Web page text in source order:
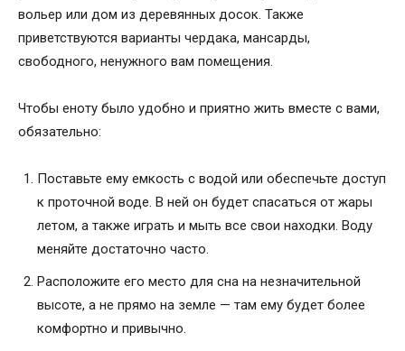
вольер или дом из деревянных досок. Также
приветствуются варианты чердака, мансарды,
свободного, ненужного вам помещения.
Чтобы еноту было удобно и приятно жить вместе с вами,
обязательно:
Поставьте ему емкость с водой или обеспечьте доступ
к проточной воде. В ней он будет спасаться от жары
летом, а также играть и мыть все свои находки. Воду
меняйте достаточно часто.
Расположите его место для сна на незначительной
высоте, а не прямо на земле — там ему будет более
комфортно и привычно.